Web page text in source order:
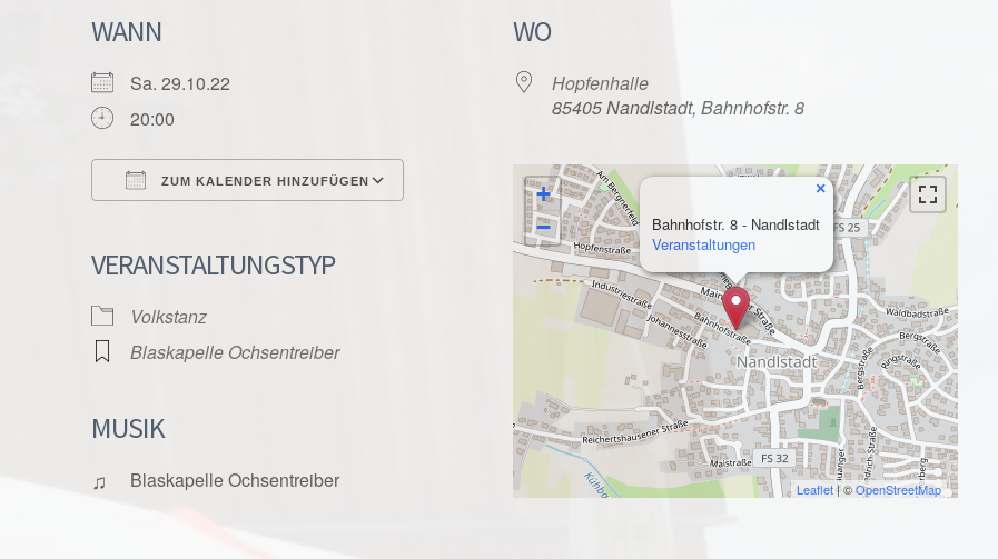
WANN
Sa. 29.10.22
20:00
ZUM KALENDER HINZUFÜGEN
Google Kalender iCalendar
VERANSTALTUNGSTYP
Volkstanz
Blaskapelle Ochsentreiber
MUSIK
♫ Blaskapelle Ochsentreiber
WO
Hopfenhalle
85405 Nandlstadt, Bahnhofstr. 8
Bahnhofstr. 8 - Nandlstadt
Veranstaltungen
×
+
−
Leaflet| ©OpenStreetMap